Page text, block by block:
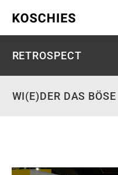
RETROSPECT
WI(E)DER DAS BÖSE